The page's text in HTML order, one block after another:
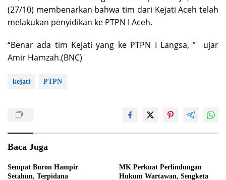
Amir Hamzah.(BNC)
Sempat Buron Hampir
Penelantaran Anak Akhirnya
Dieksekusi Kejaksaan
MK Perkuat Perlindungan
Pers Wajib Dahulukan
Terkait Dugaan Penganiayaan
Mantan Kadus Paya Dua, Ini